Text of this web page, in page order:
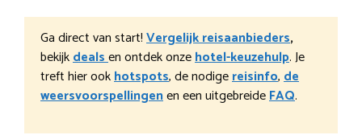
Ga direct van start!Vergelijk reisaanbieders,
bekijkdealsen ontdek onzehotel-keuzehulp. Je
treft hier ookhotspots, de nodigereisinfo,de
weersvoorspellingenen een uitgebreideFAQ.